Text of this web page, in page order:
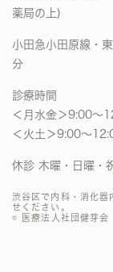
薬局の上)
小田急小田原線・
分
診療時間
＜月水金＞9:00
＜火土＞9:00〜
休診 木曜・日曜・
渋谷区で内科・消化器
せください。
© 医療法人社団健芽